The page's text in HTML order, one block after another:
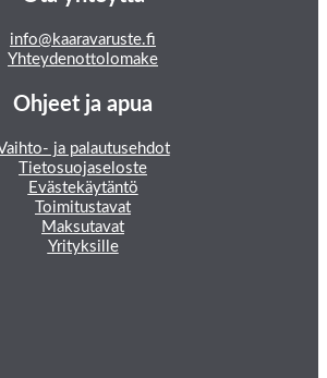
info@kaaravaruste.fi
Yhteydenottolomake
Ohjeet ja apua
ja palautusehdot
Tietosuojaseloste
Evästekäytäntö
Toimitustavat
Maksutavat
Yrityksille